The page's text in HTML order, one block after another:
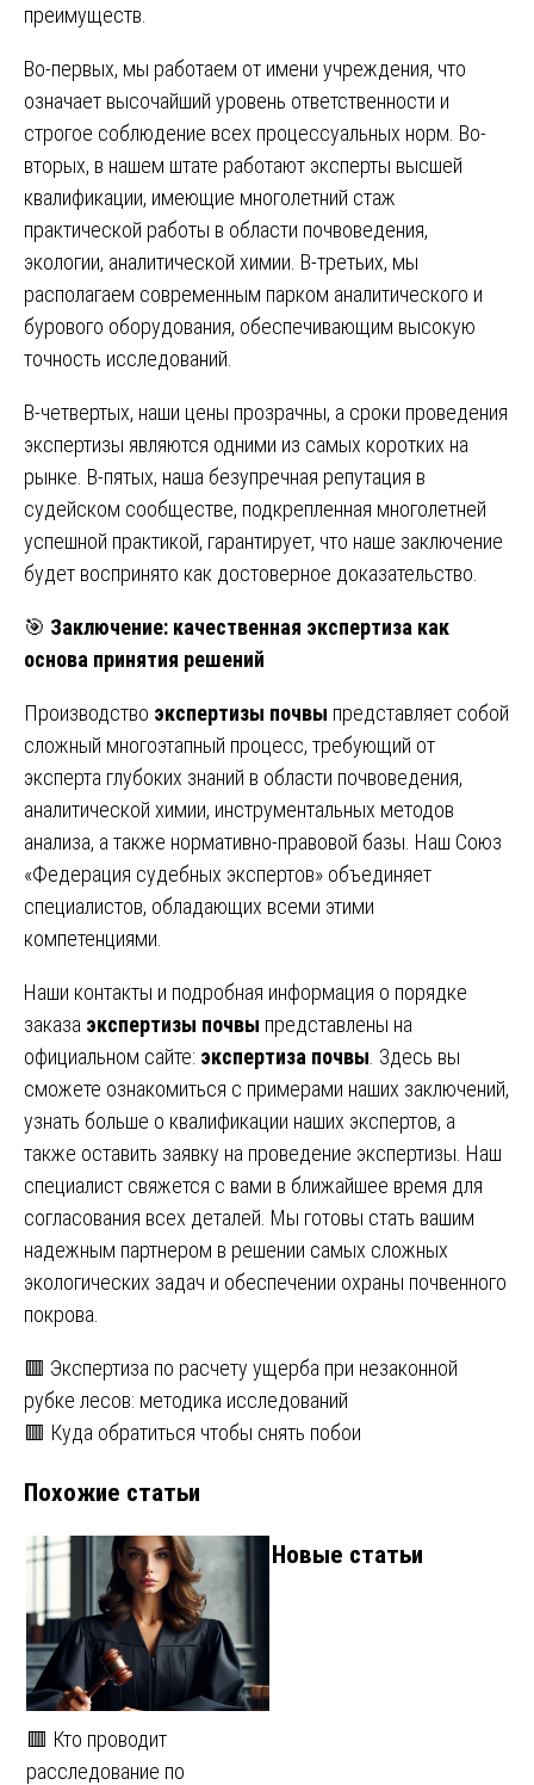
преимуществ.
Во-первых, мы работаем от имени учреждения, что
означает высочайший уровень ответственности и
строгое соблюдение всех процессуальных норм. Во-
вторых, в нашем штате работают эксперты высшей
квалификации, имеющие многолетний стаж
практической работы в области почвоведения,
экологии, аналитической химии. В-третьих, мы
располагаем современным парком аналитического и
бурового оборудования, обеспечивающим высокую
точность исследований.
В-четвертых, наши цены прозрачны, а сроки проведения
экспертизы являются одними из самых коротких на
рынке. В-пятых, наша безупречная репутация в
судейском сообществе, подкрепленная многолетней
успешной практикой, гарантирует, что наше заключение
будет воспринято как достоверное доказательство.
🎯 Заключение: качественная экспертиза как
основа принятия решений
Производство экспертизы почвы представляет собой
сложный многоэтапный процесс, требующий от
эксперта глубоких знаний в области почвоведения,
аналитической химии, инструментальных методов
анализа, а также нормативно-правовой базы. Наш Союз
«Федерация судебных экспертов» объединяет
специалистов, обладающих всеми этими
компетенциями.
Наши контакты и подробная информация о порядке
заказа экспертизы почвы представлены на
официальном сайте: экспертиза почвы . Здесь вы
сможете ознакомиться с примерами наших заключений,
узнать больше о квалификации наших экспертов, а
также оставить заявку на проведение экспертизы. Наш
специалист свяжется с вами в ближайшее время для
согласования всех деталей. Мы готовы стать вашим
надежным партнером в решении самых сложных
экологических задач и обеспечении охраны почвенного
покрова.
Навигация
по
🟥 Экспертиза по расчету ущерба при незаконной
рубке лесов: методика исследований
🟥 Куда обратиться чтобы снять побои
Похожие статьи
🟥 Кто проводит
расследование по
Новые статьи